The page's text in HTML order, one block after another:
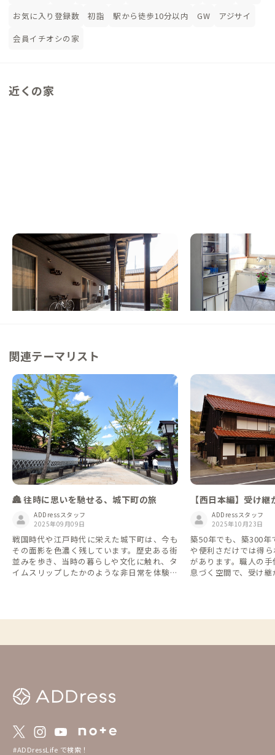
お気に入り登録数
初詣 駅から徒歩10分以内 GW
アジサイ
会員イチオシの家
近くの家
京都西大路A邸
京都府 ゲストハウス
【京都駅一駅】バイクとヨガが楽しめる秘密
基地のような家
この家からの距離 6km
枚方A邸
大阪府 戸建て
【大阪・京都まで1
る昭和レトロな家
この家からの距離 12km
関連テーマリスト
🏯 往時に思いを馳せる、城下町の旅
ADDressスタッフ
2025年09月09日
戦国時代や江戸時代に栄えた城下町は、今も
その面影を色濃く残しています。歴史ある街
並みを歩き、当時の暮らしや文化に触れ、タ
イムスリップしたかのような非日常を体験し
【西日本編】受け
趣深き古民家
ADDressスタッフ
2025年10月23日
築50年でも、築300
や便利さだけでは得
があります。職人の
息づく空間で、受け
#ADDressLife で検索！